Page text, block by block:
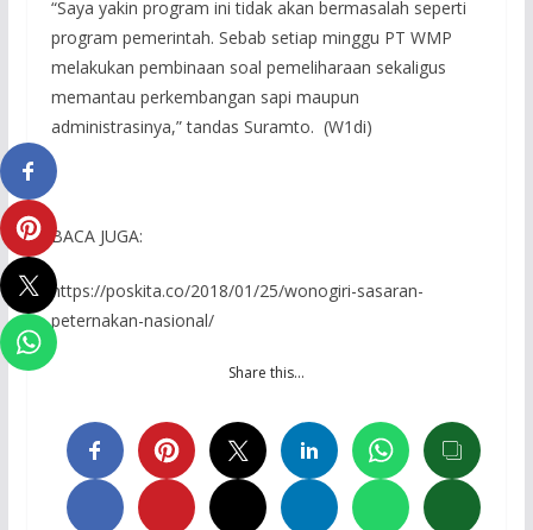
“Saya yakin program ini tidak akan bermasalah seperti
program pemerintah. Sebab setiap minggu PT WMP
melakukan pembinaan soal pemeliharaan sekaligus
memantau perkembangan sapi maupun
administrasinya,” tandas Suramto. (W1di)
BACA JUGA:
https://poskita.co/2018/01/25/wonogiri-sasaran-
peternakan-nasional/
Share this…